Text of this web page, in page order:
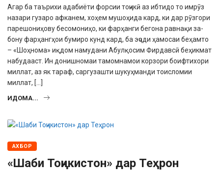
Агар ба таърихи адабиёти форсии тоҷикӣ аз ибтидо то имрӯз
назари гу­заро афканем, хоҳем мушоҳида кард, ки дар рӯзгори
парешониҳову бесомо­ниҳо, ки фарҳанги бегона равнақи за­
бону фарҳангҳои бумиро кунд кард, ба эҷоди ҳамосаи беҳамто
– «Шоҳнома» иқдом намудани Абулқосим Фирдавсӣ беҳикмат
набудааст. Ин донишномаи тамомнамои корзори боифтихори
миллат, аз як тараф, саргузашти шу­куҳманди тоисломии
миллат, […]
ИДОМА...
АХБОР
«Шаби Тоҷикистон» дар Теҳрон